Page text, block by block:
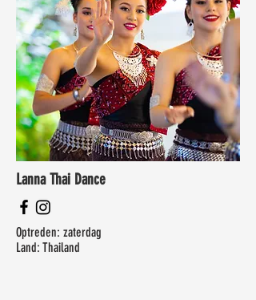
Lanna Thai Dance
Optreden: zaterdag
Land: Thailand